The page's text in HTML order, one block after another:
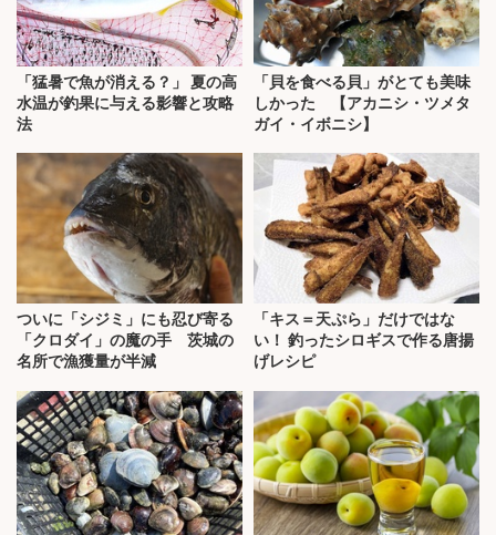
「猛暑で魚が消える？」 夏の高
水温が釣果に与える影響と攻略
法
「貝を食べる貝」がとても美味
しかった 【アカニシ・ツメタ
ガイ・イボニシ】
ついに「シジミ」にも忍び寄る
「クロダイ」の魔の手 茨城の
名所で漁獲量が半減
「キス＝天ぷら」だけではな
い！ 釣ったシロギスで作る唐揚
げレシピ